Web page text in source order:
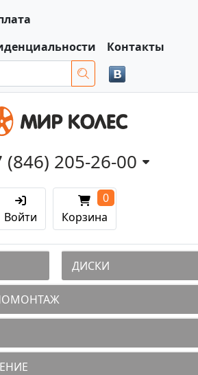
Контакты
(846) 205-26-00
Войти Корзина
0
ДИСКИ